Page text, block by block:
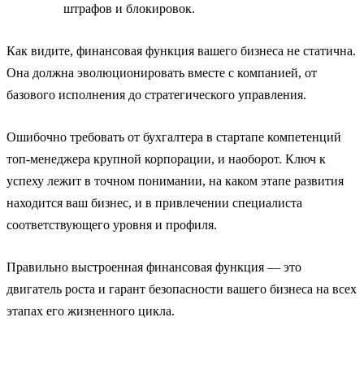
штрафов и блокировок.
Как видите, финансовая функция вашего бизнеса не статична.
Она должна эволюционировать вместе с компанией, от
базового исполнения до стратегического управления.
Ошибочно требовать от бухгалтера в стартапе компетенций
топ-менеджера крупной корпорации, и наоборот. Ключ к
успеху лежит в точном понимании, на каком этапе развития
находится ваш бизнес, и в привлечении специалиста
соответствующего уровня и профиля.
Правильно выстроенная финансовая функция — это
двигатель роста и гарант безопасности вашего бизнеса на всех
этапах его жизненного цикла.